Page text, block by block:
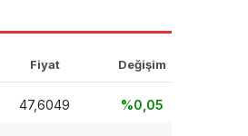
Fiyat Değişim
47,6049 %0,05